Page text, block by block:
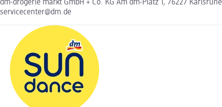
dm-drogerie markt GmbH + Co. KG Am dm-Platz 1, 76227 Karlsruhe
servicecenter@dm.de